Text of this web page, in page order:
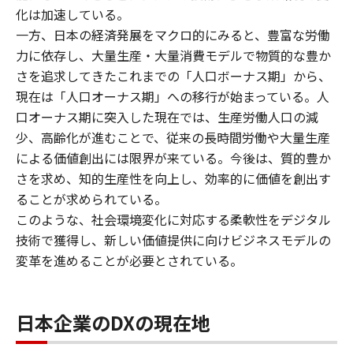
化は加速している。
一方、日本の経済発展をマクロ的にみると、豊富な労働
力に依存し、大量生産・大量消費モデルで物質的な豊か
さを追求してきたこれまでの「人口ボーナス期」から、
現在は「人口オーナス期」への移行が始まっている。人
口オーナス期に突入した現在では、生産労働人口の減
少、高齢化が進むことで、従来の長時間労働や大量生産
による価値創出には限界が来ている。今後は、質的豊か
さを求め、知的生産性を向上し、効率的に価値を創出す
ることが求められている。
このような、社会環境変化に対応する柔軟性をデジタル
技術で獲得し、新しい価値提供に向けビジネスモデルの
変革を進めることが必要とされている。
日本企業のDXの現在地